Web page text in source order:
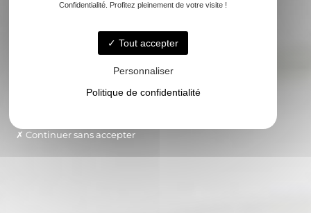
Confidentialité. Profitez pleinement de votre visite !
Tout accepter
Personnaliser
Politique de confidentialité
Continuer sans accepter